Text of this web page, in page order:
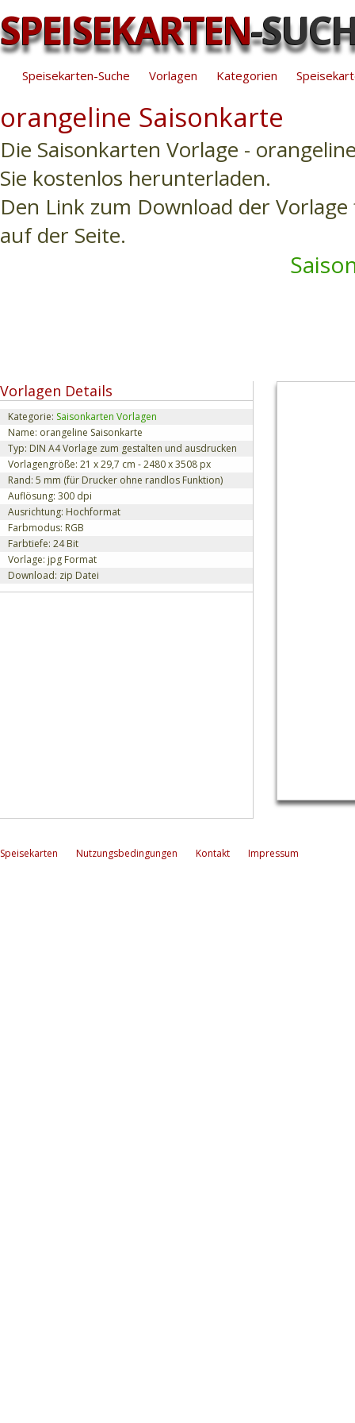
SPEISEKARTEN-
Speisekarten-Suche Vorlagen Kategorien
orangeline Saisonkarte
Die Saisonkarten Vorlage -
Sie kostenlos herunterladen.
Den Link zum Download der
auf der Seite.
Vorlagen Details
Kategorie: Saisonkarten Vorlagen
Name: orangeline Saisonkarte
Typ: DIN A4 Vorlage zum gestalten und ausdrucken
Vorlagengröße: 21 x 29,7 cm - 2480 x 3508 px
Rand: 5 mm (für Drucker ohne randlos Funktion)
Auflösung: 300 dpi
Ausrichtung: Hochformat
Farbmodus: RGB
Farbtiefe: 24 Bit
Vorlage: jpg Format
Download: zip Datei
Speisekarten Nutzungsbedingungen Kontakt Impressum